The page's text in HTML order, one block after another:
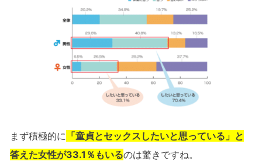
まず積極的に 「童貞とセックスしたいと思っている」と
答えた女性が33.1％もいるのは驚きですね。